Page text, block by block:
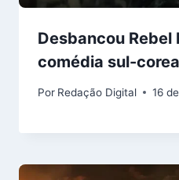
Desbancou Rebel
comédia sul-
Por Redação Digital 16